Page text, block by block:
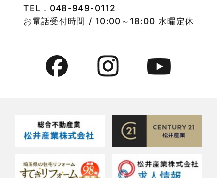
竹ノ塚店-ブログ
貸倉庫・その他
貸店舗活用事例
賃貸物件
2022年8月
2022年6月
2022年3月
2022年2月
TEL． 048-949-0112
お電話受付時間 / 10:00～18:00 水曜定休